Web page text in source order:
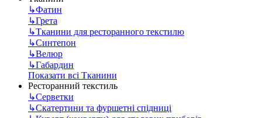
↳Фатин
↳Грета
↳Тканини для ресторанного текстилю
↳Синтепон
↳Велюр
↳Габардин
Показати всі Тканини
Ресторанний текстиль
↳Серветки
↳Скатертини та фуршетні спідниці